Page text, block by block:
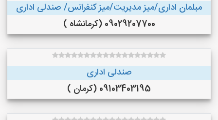
مبلمان اداری/میز مدیریت/میز کنفرانس/ صندلی اداری
09029207700 (کرمانشاه )
صندلی اداری
09103403195 (کرمان )